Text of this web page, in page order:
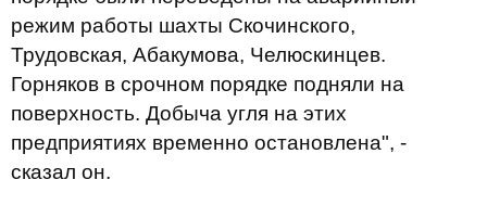
режим работы шахты Скочинского,
Трудовская, Абакумова, Челюскинцев.
Горняков в срочном порядке подняли на
поверхность. Добыча угля на этих
предприятиях временно остановлена", -
сказал он.